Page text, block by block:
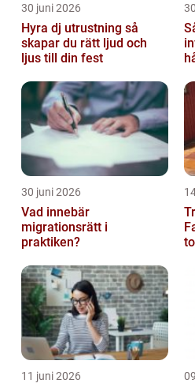
30 juni 2026
Hyra dj utrustning så
skapar du rätt ljud och
ljus till din fest
30 juni 2026
Vad innebär
migrationsrätt i
praktiken?
11 juni 2026